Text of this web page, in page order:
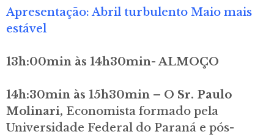
Apresentação: Abril turbulento Maio mais
estável
13h:00min às 14h30min- ALMOÇO
14h:30min às 15h30min – O Sr. Paulo
Molinari, Economista formado pela
Universidade Federal do Paraná e pós-